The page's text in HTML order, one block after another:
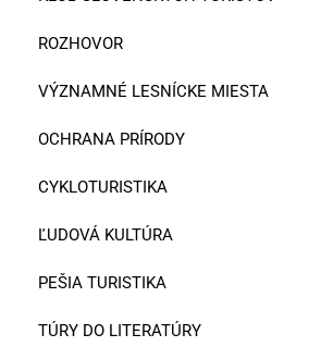
ROZHOVOR
VÝZNAMNÉ LESNÍCKE MIESTA
OCHRANA PRÍRODY
CYKLOTURISTIKA
ĽUDOVÁ KULTÚRA
PEŠIA TURISTIKA
TÚRY DO LITERATÚRY